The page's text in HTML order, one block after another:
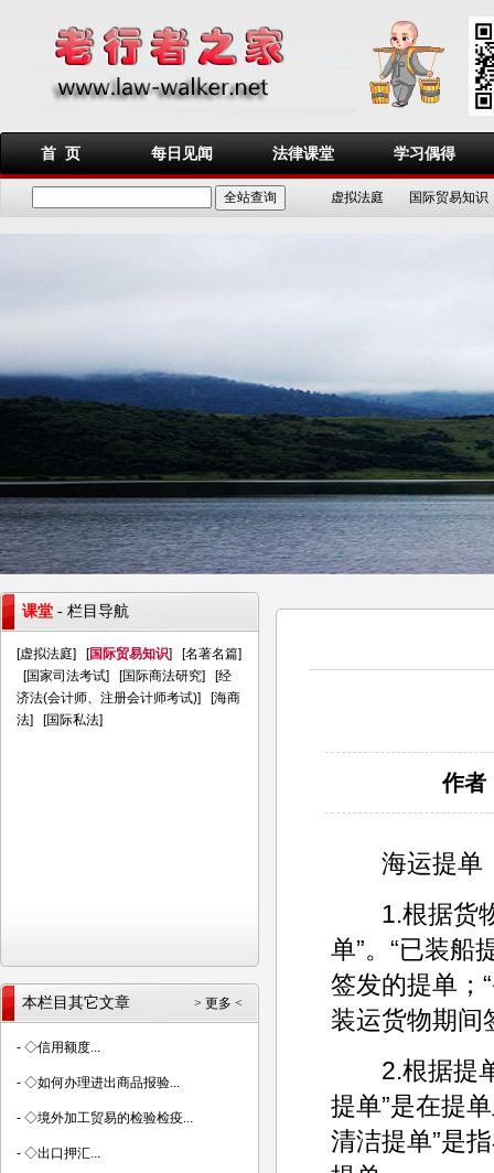
首 页 每日见闻 法律课堂 学习偶得
虚拟法庭 国际贸易知识
作者
海运提单，
1.根据货物
单”。“已装船
签发的提单；
装运货物期间
2.根据提单
提单”是在提
清洁提单”是
课堂 - 栏目导航
[虚拟法庭] [国际贸易知识] [名著名篇]
[国家司法考试] [国际商法研究] [经
济法(会计师、注册会计师考试)] [海商
法] [国际私法]
> 更多 <
本栏目其它文章
- ◇信用额度...
- ◇如何办理进出商品报验...
- ◇境外加工贸易的检验检疫...
- ◇出口押汇...